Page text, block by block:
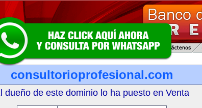
consultorioprofesional.com
dueño de este dominio lo ha puesto en Venta